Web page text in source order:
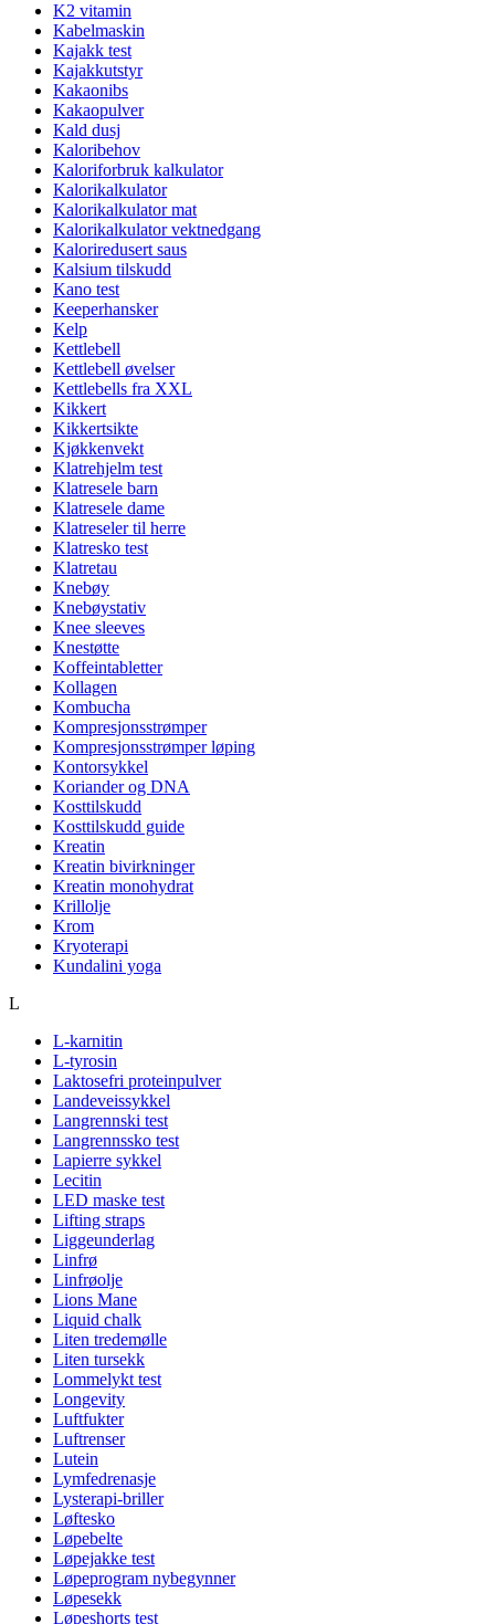
K2 vitamin
Kabelmaskin
Kajakk test
Kajakkutstyr
Kakaonibs
Kakaopulver
Kald dusj
Kaloribehov
Kaloriforbruk kalkulator
Kalorikalkulator
Kalorikalkulator mat
Kalorikalkulator vektnedgang
Kaloriredusert saus
Kalsium tilskudd
Kano test
Keeperhansker
Kelp
Kettlebell
Kettlebell øvelser
Kettlebells fra XXL
Kikkert
Kikkertsikte
Kjøkkenvekt
Klatrehjelm test
Klatresele barn
Klatresele dame
Klatreseler til herre
Klatresko test
Klatretau
Knebøy
Knebøystativ
Knee sleeves
Knestøtte
Koffeintabletter
Kollagen
Kombucha
Kompresjonsstrømper
Kompresjonsstrømper løping
Kontorsykkel
Koriander og DNA
Kosttilskudd
Kosttilskudd guide
Kreatin
Kreatin bivirkninger
Kreatin monohydrat
Krillolje
Krom
Kryoterapi
Kundalini yoga
L
L-karnitin
L-tyrosin
Laktosefri proteinpulver
Landeveissykkel
Langrennski test
Langrennssko test
Lapierre sykkel
Lecitin
LED maske test
Lifting straps
Liggeunderlag
Linfrø
Linfrøolje
Lions Mane
Liquid chalk
Liten tredemølle
Liten tursekk
Lommelykt test
Longevity
Luftfukter
Luftrenser
Lutein
Lymfedrenasje
Lysterapi-briller
Løftesko
Løpebelte
Løpejakke test
Løpeprogram nybegynner
Løpesekk
Løpeshorts test